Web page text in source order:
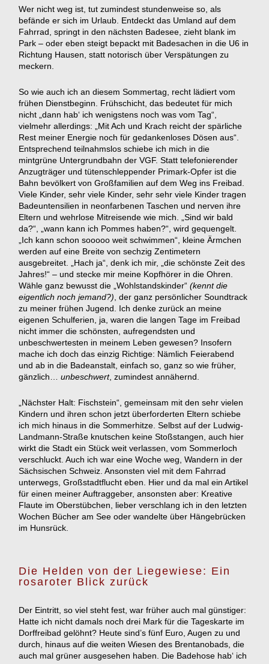
Wer nicht weg ist, tut zumindest stundenweise so, als
befände er sich im Urlaub. Entdeckt das Umland auf dem
Fahrrad, springt in den nächsten Badesee, zieht blank im
Park – oder eben steigt bepackt mit Badesachen in die U6 in
Richtung Hausen, statt notorisch über Verspätungen zu
meckern.
So wie auch ich an diesem Sommertag, recht lädiert vom
frühen Dienstbeginn. Frühschicht, das bedeutet für mich
nicht „dann hab‘ ich wenigstens noch was vom Tag“,
vielmehr allerdings: „Mit Ach und Krach reicht der spärliche
Rest meiner Energie noch für gedankenloses Dösen aus“.
Entsprechend teilnahmslos schiebe ich mich in die
mintgrüne Untergrundbahn der VGF. Statt telefonierender
Anzugträger und tütenschleppender Primark-Opfer ist die
Bahn bevölkert von Großfamilien auf dem Weg ins Freibad.
Viele Kinder, sehr viele Kinder, sehr sehr viele Kinder tragen
Badeuntensilien in neonfarbenen Taschen und nerven ihre
Eltern und wehrlose Mitreisende wie mich. „Sind wir bald
da?“, „wann kann ich Pommes haben?“, wird gequengelt.
„Ich kann schon sooooo weit schwimmen“, kleine Ärmchen
werden auf eine Breite von sechzig Zentimetern
ausgebreitet. „Hach ja“, denk ich mir, „die schönste Zeit des
Jahres!“ – und stecke mir meine Kopfhörer in die Ohren.
Wähle ganz bewusst die „Wohlstandskinder“(kennt die
eigentlich noch jemand?) , der ganz persönlicher Soundtrack
zu meiner frühen Jugend. Ich denke zurück an meine
eigenen Schulferien, ja, waren die langen Tage im Freibad
nicht immer die schönsten, aufregendsten und
unbeschwertesten in meinem Leben gewesen? Insofern
mache ich doch das einzig Richtige: Nämlich Feierabend
und ab in die Badeanstalt, einfach so, ganz so wie früher,
gänzlich…unbeschwert, zumindest annähernd.
„Nächster Halt: Fischstein“, gemeinsam mit den sehr vielen
Kindern und ihren schon jetzt überforderten Eltern schiebe
ich mich hinaus in die Sommerhitze. Selbst auf der Ludwig-
Landmann-Straße knutschen keine Stoßstangen, auch hier
wirkt die Stadt ein Stück weit verlassen, vom Sommerloch
verschluckt. Auch ich war eine Woche weg, Wandern in der
Sächsischen Schweiz. Ansonsten viel mit dem Fahrrad
unterwegs, Großstadtflucht eben. Hier und da mal ein Artikel
für einen meiner Auftraggeber, ansonsten aber: Kreative
Flaute im Oberstübchen, lieber verschlang ich in den letzten
Wochen Bücher am See oder wandelte über Hängebrücken
im Hunsrück.
Die Helden von der Liegewiese: Ein
rosaroter Blick zurück
Der Eintritt, so viel steht fest, war früher auch mal günstiger:
Hatte ich nicht damals noch drei Mark für die Tageskarte im
Dorffreibad gelöhnt? Heute sind’s fünf Euro, Augen zu und
durch, hinaus auf die weiten Wiesen des Brentanobads, die
auch mal grüner ausgesehen haben. Die Badehose hab‘ ich